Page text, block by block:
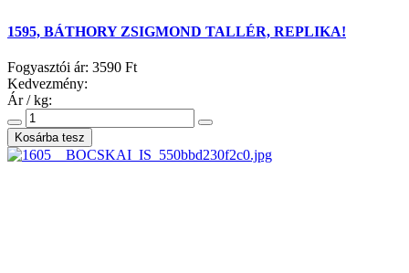
1595, BÁTHORY ZSIGMOND TALLÉR, REPLIKA!
Fogyasztói ár: 3590 Ft
Kedvezmény:
Ár / kg: